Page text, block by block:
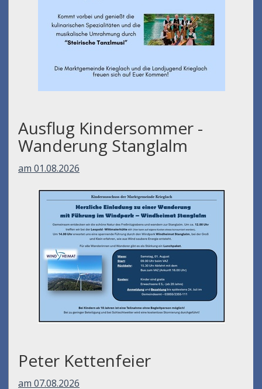
Ausflug Kindersommer -
Wanderung Stanglalm
am 01.08.2026
Peter Kettenfeier
am 07.08.2026